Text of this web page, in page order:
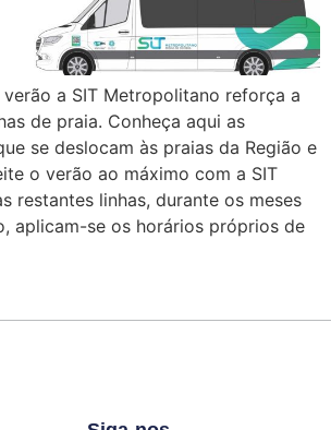
a SIT Metropolitano reforça a
de praia. Conheça aqui as
se deslocam às praias da Região e
o verão ao máximo com a SIT
restantes linhas, durante os meses
aplicam-se os horários próprios de